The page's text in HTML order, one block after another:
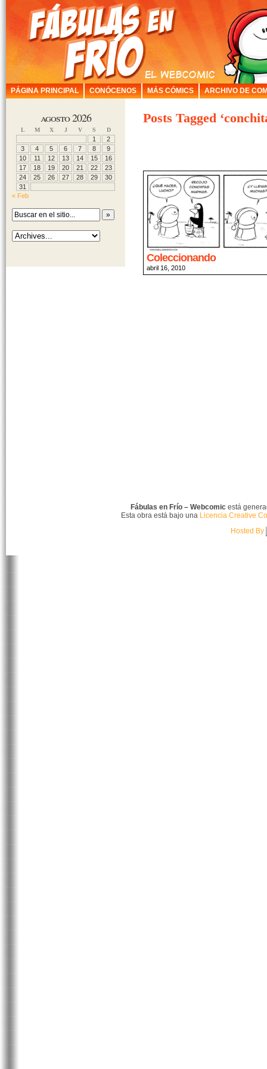
PÁGINA PRINCIPAL CONÓCENOS MÁS CÓMICS ARCHIVO DE
agosto 2026
L M X J V S D
1
2
3
4 5 6 7 8
9
10
11 12 13 14 15
16
17
18 19 20 21 22
23
24
25 26 27 28 29
30
31
« Feb
Posts Tagged
Coleccionando
abril 16, 2010
Fábulas en Frío – Webcomicestá
Esta obra está bajo una Licencia Creative
Hosted By